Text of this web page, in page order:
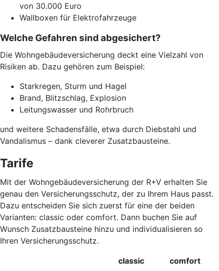
von 30.000 Euro
Wallboxen für Elektrofahrzeuge
Welche Gefahren sind abgesichert?
Die Wohngebäudeversicherung deckt eine Vielzahl von
Risiken ab. Dazu gehören zum Beispiel:
Starkregen, Sturm und Hagel
Brand, Blitzschlag, Explosion
Leitungswasser und Rohrbruch
und weitere Schadensfälle, etwa durch Diebstahl und
Vandalismus – dank cleverer Zusatzbausteine.
Tarife
Mit der Wohngebäudeversicherung der R+V erhalten Sie
genau den Versicherungsschutz, der zu Ihrem Haus passt.
Dazu entscheiden Sie sich zuerst für eine der beiden
Varianten: classic oder comfort. Dann buchen Sie auf
Wunsch Zusatzbausteine hinzu und individualisieren so
Ihren Versicherungsschutz.
classic
comfort